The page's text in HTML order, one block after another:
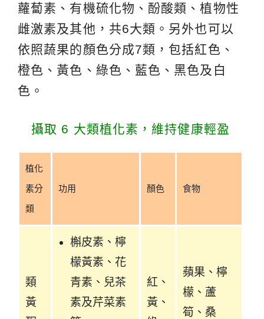
蘿蔔素、有機硫化物、酚酸類、植物性
雌激素及其他，共6大類。另外也可以
依照蔬果的顏色分成7類，包括紅色、
橙色、黃色、綠色、藍色、黑色及白
色。
攝取 6 大類植化素，維持健康輕盈
植化
素分
類
功用 顏色 食物
類
黃
槲皮素、檸
檬黃素、花
青素、兒茶
素及芹菜素
紅、
黃、
蘋果、檸
檬、蘆
筍、桑